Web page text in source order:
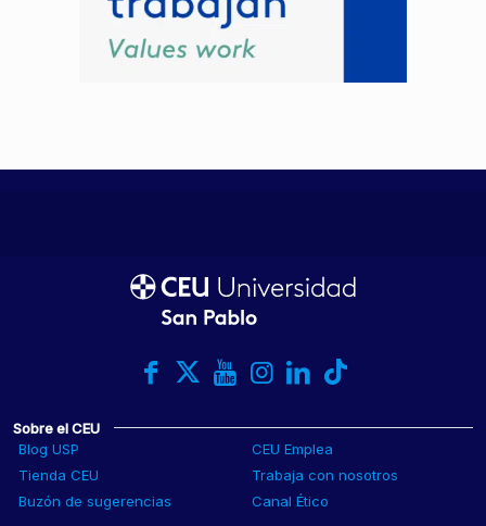
Sobre el CEU
Blog USP
CEU Emplea
Tienda CEU
Trabaja con nosotros
Buzón de sugerencias
Canal Ético